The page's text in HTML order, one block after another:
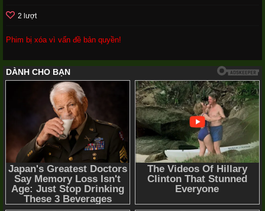
2 lượt
Phim bị xóa vì vấn đề bản quyền!